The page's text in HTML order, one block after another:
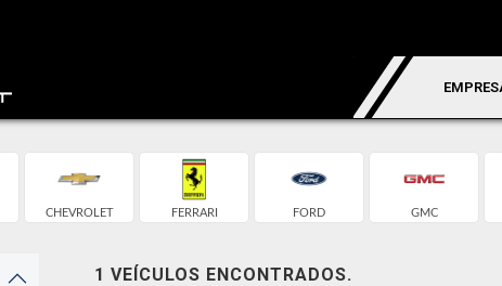
CHEVROLET FERRARI FORD GMC
1 VEÍCULOS ENCONTRADOS.